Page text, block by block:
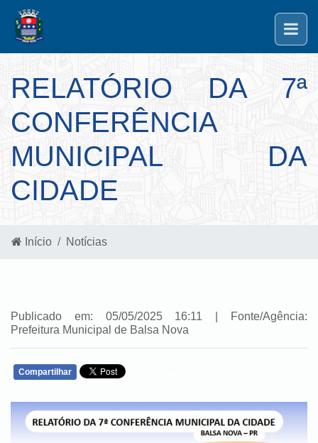
RELATÓRIO DA 7ª
CONFERÊNCIA
MUNICIPAL DA
CIDADE
Início Notícias
Publicado em: 05/05/2025 16:11 | Fonte/Agência:
Prefeitura Municipal de Balsa Nova
Compartilhar